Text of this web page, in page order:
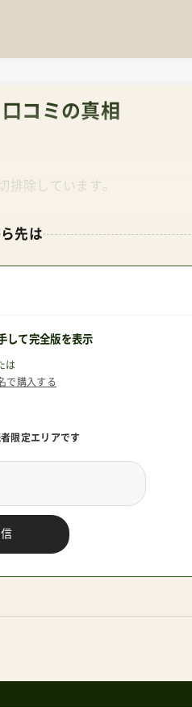
コミの真相
排除しています。
先は
して完全版を表示
は
で購入する
限定エリアです